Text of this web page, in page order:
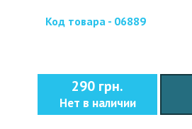
Код товара - 06889
290 грн.
Нет в наличии